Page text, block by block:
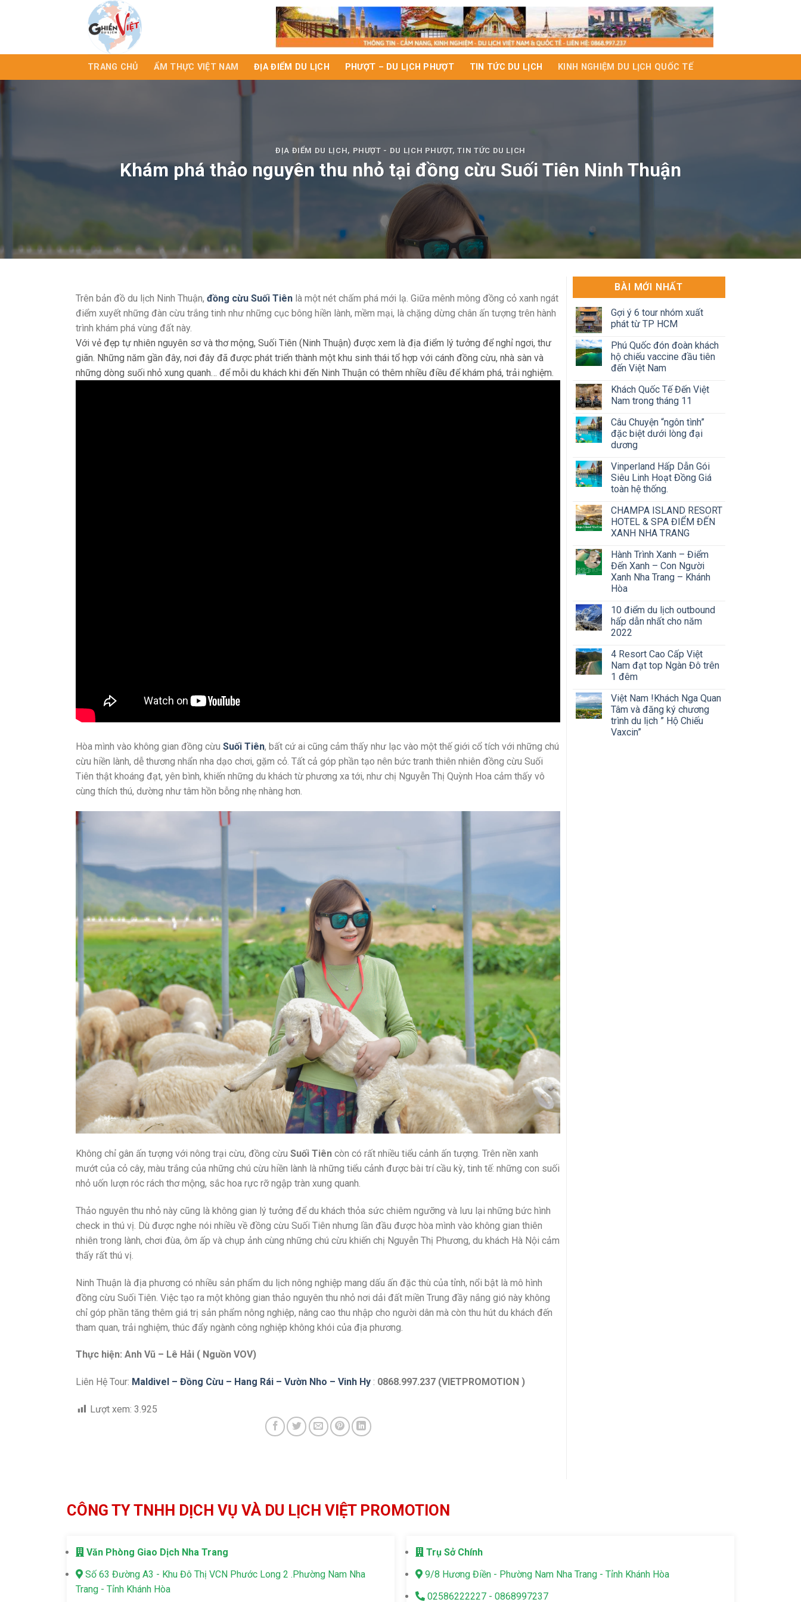
TRANG CHỦ ẨM THỰC VIỆT NAM ĐỊA ĐIỂM DU LỊCH PHƯỢT – DU LỊCH PHƯỢT TIN TỨC DU LỊCH KINH NGHIỆM DU LỊCH QUỐC TẾ
ĐỊA ĐIỂM DU LỊCH, PHƯỢT - DU LỊCH PHƯỢT,TIN TỨC DU LỊCH
Khám phá thảo nguyên thu nhỏ tại đồng cừu Suối Tiên Ninh Thuận
Trên bản đồ du lịch Ninh Thuận, đồng cừu Suối Tiên là một nét chấm phá mới lạ. Giữa mênh mông đồng cỏ xanh ngát
điểm xuyết những đàn cừu trắng tinh như những cục bông hiền lành, mềm mại, là chặng dừng chân ấn tượng trên hành
trình khám phá vùng đất này.
Với vẻ đẹp tự nhiên nguyên sơ và thơ mộng, Suối Tiên (Ninh Thuận) được xem là địa điểm lý tưởng để nghỉ ngơi, thư
giãn. Những năm gần đây, nơi đây đã được phát triển thành một khu sinh thái tổ hợp với cánh đồng cừu, nhà sàn và
những dòng suối nhỏ xung quanh… để mỗi du khách khi đến Ninh Thuận có thêm nhiều điều để khám phá, trải nghiệm.
Hòa mình vào không gian đồng cừu Suối Tiên, bất cứ ai cũng cảm thấy như lạc vào một thế giới cổ tích với những chú
cừu hiền lành, dễ thương nhẩn nha dạo chơi, gặm cỏ. Tất cả góp phần tạo nên bức tranh thiên nhiên đồng cừu Suối
Tiên thật khoáng đạt, yên bình, khiến những du khách từ phương xa tới, như chị Nguyễn Thị Quỳnh Hoa cảm thấy vô
cùng thích thú, dường như tâm hồn bỗng nhẹ nhàng hơn.
Không chỉ gân ấn tượng với nông trại cừu, đồng cừu Suối Tiên còn có rất nhiều tiểu cảnh ấn tượng. Trên nền xanh
mướt của cỏ cây, màu trắng của những chú cừu hiền lành là những tiểu cảnh được bài trí cầu kỳ, tinh tế: những con suối
nhỏ uốn lượn róc rách thơ mộng, sắc hoa rực rỡ ngập tràn xung quanh.
Thảo nguyên thu nhỏ này cũng là không gian lý tưởng để du khách thỏa sức chiêm ngưỡng và lưu lại những bức hình
check in thú vị. Dù được nghe nói nhiều về đồng cừu Suối Tiên nhưng lần đầu được hòa mình vào không gian thiên
nhiên trong lành, chơi đùa, ôm ấp và chụp ảnh cùng những chú cừu khiến chị Nguyễn Thị Phương, du khách Hà Nội cảm
thấy rất thú vị.
Ninh Thuận là địa phương có nhiều sản phẩm du lịch nông nghiệp mang dấu ấn đặc thù của tỉnh, nổi bật là mô hình
đồng cừu Suối Tiên. Việc tạo ra một không gian thảo nguyên thu nhỏ nơi dải đất miền Trung đầy nắng gió này không
chỉ góp phần tăng thêm giá trị sản phẩm nông nghiệp, nâng cao thu nhập cho người dân mà còn thu hút du khách đến
tham quan, trải nghiệm, thúc đẩy ngành công nghiệp không khói của địa phương.
Thực hiện: Anh Vũ – Lê Hải ( Nguồn VOV)
Liên Hệ Tour: Maldivel – Đồng Cừu – Hang Rái – Vườn Nho – Vinh Hy : 0868.997.237 (VIETPROMOTION )
Lượt xem: 3.925
BÀI MỚI NHẤT
Gợi ý 6 tour nhóm xuất
phát từ TP HCM
Phú Quốc đón đoàn khách
hộ chiếu vaccine đầu tiên
đến Việt Nam
Khách Quốc Tế Đến Việt
Nam trong tháng 11
Câu Chuyện “ngôn tình”
đặc biệt dưới lòng đại
dương
Vinperland Hấp Dẫn Gói
Siêu Linh Hoạt Đồng Giá
toàn hệ thống.
CHAMPA ISLAND RESORT
HOTEL & SPA ĐIỂM ĐẾN
XANH NHA TRANG
Hành Trình Xanh – Điểm
Đến Xanh – Con Người
Xanh Nha Trang – Khánh
Hòa
10 điểm du lịch outbound
hấp dẫn nhất cho năm
2022
4 Resort Cao Cấp Việt
Nam đạt top Ngàn Đô trên
1 đêm
Việt Nam !Khách Nga Quan
Tâm và đăng ký chương
trình du lịch ” Hộ Chiếu
Vaxcin”
CÔNG TY TNHH DỊCH VỤ VÀ DU LỊCH VIỆT PROMOTION
Văn Phòng Giao Dịch Nha Trang
Số 63 Đường A3 - Khu Đô Thị VCN Phước Long 2 .Phường Nam Nha
Trang - Tỉnh Khánh Hòa
Trụ Sở Chính
9/8 Hương Điền - Phường Nam Nha Trang - Tỉnh Khánh Hòa
02586222227 - 0868997237